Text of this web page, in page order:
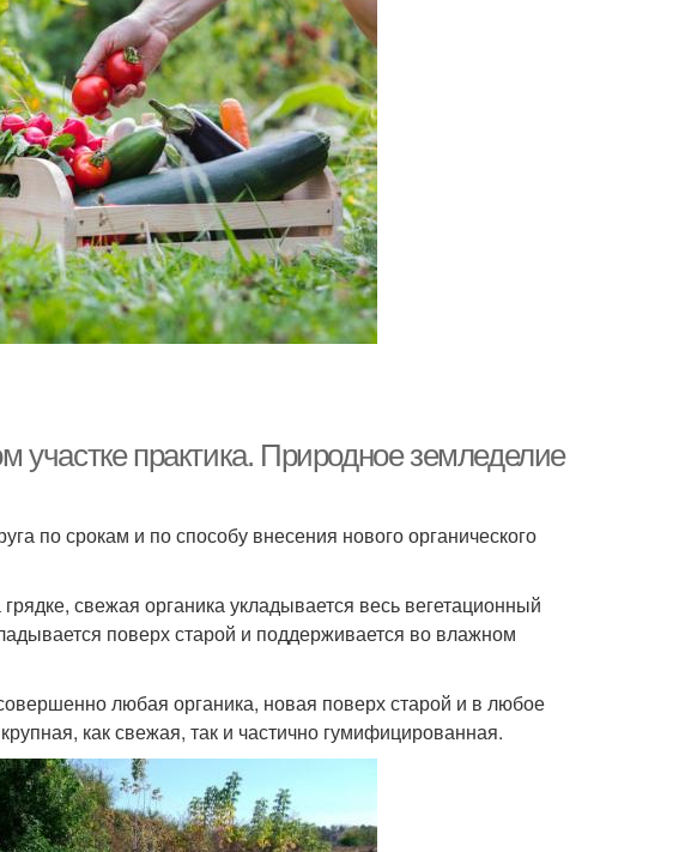
участке практика. Природное земледелие
по срокам и по способу внесения нового органического
свежая органика укладывается весь вегетационный
поверх старой и поддерживается во влажном
любая органика, новая поверх старой и в любое
как свежая, так и частично гумифицированная.